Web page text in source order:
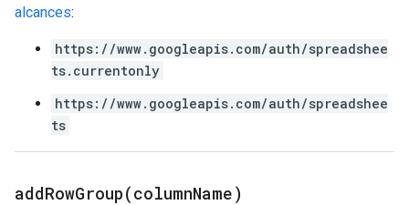
alcances:
https://www.googleapis.com/auth/spreadshee
ts.currentonly
https://www.googleapis.com/auth/spreadshee
ts
addRowGroup(columnName)